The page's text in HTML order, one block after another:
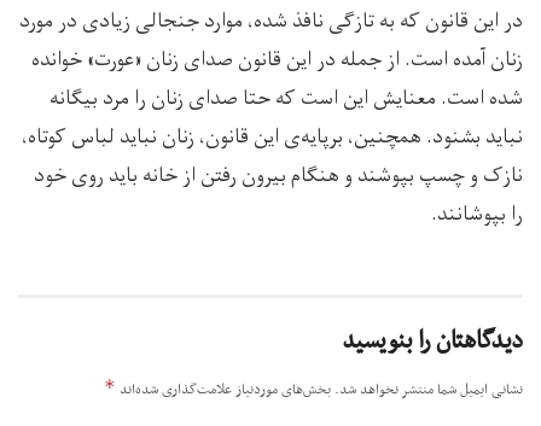
در این قانون که به تازگی نافذ شده، موارد جنجالی زیادی در مورد
زنان آمده است. از جمله در این قانون صدای زنان «عورت» خوانده
شده است. معنایش این است که حتا صدای زنان را مرد بیگانه‌
نباید بشنود. همچنین، برپایه‌ی این قانون، زنان نباید لباس کوتاه،
نازک و چسپ بپوشند و هنگام بیرون رفتن از خانه باید روی خود
را بپوشانند.
دیدگاهتان را بنویسید
نشانی ایمیل شما منتشر نخواهد شد. بخش‌های موردنیاز علامت‌گذاری شده‌اند *